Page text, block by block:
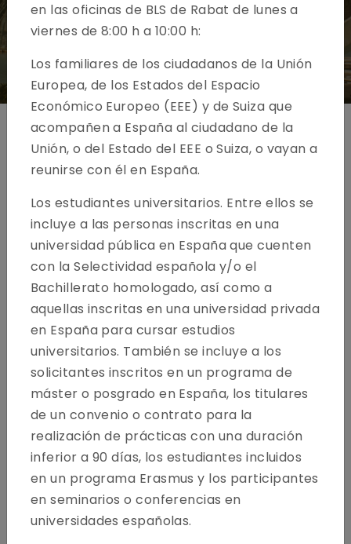
en las oficinas de BLS de Rabat de lunes a
viernes de 8:00 h a 10:00 h:​​
Los familiares de los ciudadanos de la Unión
Europea, de los Estados del Espacio
Económico Europeo (EEE) y de Suiza que
acompañen a España al ciudadano de la
Unión, o del Estado del EEE o Suiza, o vayan a
reunirse con él en España.​
Los estudiantes universitarios. Entre ellos se
incluye a las personas inscritas en una
universidad pública en España que cuenten
con la Selectividad española y/o el
Bachillerato homologado, así como a
aquellas inscritas en una universidad privada
en España para cursar estudios
universitarios. También se incluye a los
solicitantes inscritos en un programa de
máster o posgrado en España, los titulares
de un convenio o contrato para la
realización de prácticas con una duración
inferior a 90 días, los estudiantes incluidos
en un programa Erasmus y los participantes
en seminarios o conferencias en
universidades españolas.
Solicitud de visa para España - Rabat
Bienvenido a la página web del Centro de Solicitud de
Visados para España. Esta página web le proporciona la
información necesaria para solicitar un visado Schengen